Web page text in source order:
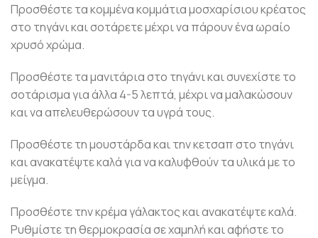
Προσθέστε τα κομμένα κομμάτια μοσχαρίσιου κρέατος
στο τηγάνι και σοτάρετε μέχρι να πάρουν ένα ωραίο
χρυσό χρώμα.
Προσθέστε τα μανιτάρια στο τηγάνι και συνεχίστε το
σοτάρισμα για άλλα 4-5 λεπτά, μέχρι να μαλακώσουν
και να απελευθερώσουν τα υγρά τους.
Προσθέστε τη μουστάρδα και την κετσαπ στο τηγάνι
και ανακατέψτε καλά για να καλυφθούν τα υλικά με το
μείγμα.
Προσθέστε την κρέμα γάλακτος και ανακατέψτε καλά.
Ρυθμίστε τη θερμοκρασία σε χαμηλή και αφήστε το